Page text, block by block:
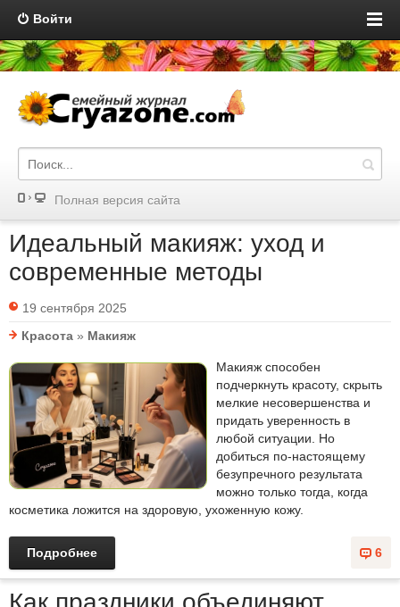
Войти
Полная версия сайта
Идеальный макияж: уход и
современные методы
19 сентября 2025
Красота » Макияж
Макияж способен
подчеркнуть красоту, скрыть
мелкие несовершенства и
придать уверенность в
любой ситуации. Но
добиться по-настоящему
безупречного результата
можно только тогда, когда
косметика ложится на здоровую, ухоженную кожу.
6
Подробнее